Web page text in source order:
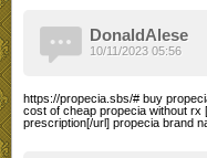
DonaldAlese
https://propecia.sbs/# buy
cost of cheap propecia without rx
prescription[/url] propecia brand
10/11/2023 05:56